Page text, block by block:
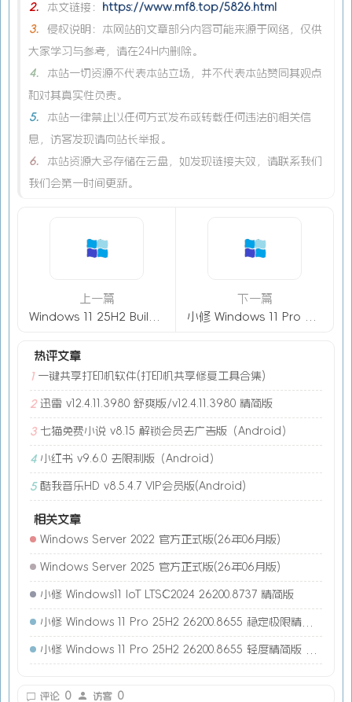
2. 本文链接：
https://www.mf8.top/5826.html
3.
侵权说明：本网站的文章部分内容可能来源于网络，仅供
大家学习与参考，请在24H内删除。
4.
本站一切资源不代表本站立场，并不代表本站赞同其观点
和对其真实性负责。
5.
本站一律禁止以任何方式发布或转载任何违法的相关信
息，访客发现请向站长举报。
6.
本站资源大多存储在云盘，如发现链接失效，请联系我们
我们会第一时间更新。
上一篇
下一篇
热评文章
1 一键共享打印机软件(打印机共享修复工具合集)
2 迅雷 v12.4.11.3980 舒爽版/v12.4.11.3980 精简版
3 七猫免费小说 v8.15 解锁会员去广告版（Android）
4 小红书 v9.6.0 去限制版（Android）
5 酷我音乐HD v8.5.4.7 VIP会员版(Android)
相关文章
Windows Server 2022 官方正式版(26年06月版)
Windows Server 2025 官方正式版(26年06月版)
小修 Windows11 IoT LTSC2024 26200.8737 精简版
小修 Windows 11 Pro 25H2 26200.8655 稳定极限精简版 二合一
小修 Windows 11 Pro 25H2 26200.8655 轻度精简版 二合一
评论 0 访客 0